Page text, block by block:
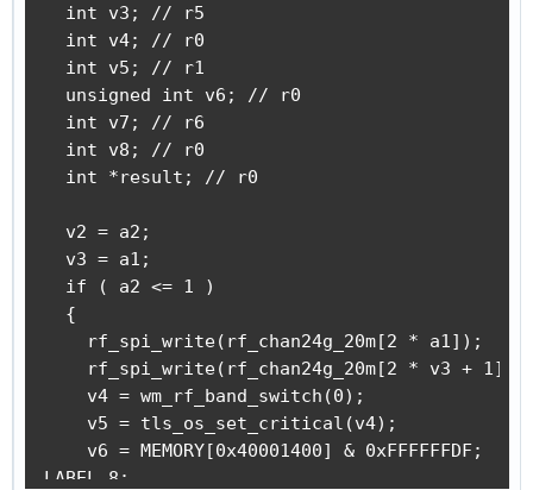
  int v3; // r5
  int v4; // r0
  int v5; // r1
  unsigned int v6; // r0
  int v7; // r6
  int v8; // r0
  int *result; // r0
  v2 = a2;
  v3 = a1;
  if ( a2 <= 1 )
  {
    rf_spi_write(rf_chan24g_20m[2 * a1]);
    rf_spi_write(rf_chan24g_20m[2 * v3 + 1]);
    v4 = wm_rf_band_switch(0);
    v5 = tls_os_set_critical(v4);
    v6 = MEMORY[0x40001400] & 0xFFFFFFDF;
LABEL_8: